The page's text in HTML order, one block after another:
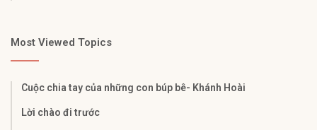
Most Viewed Topics
Cuộc chia tay của những con búp bê- Khánh Hoài
Lời chào đi trước